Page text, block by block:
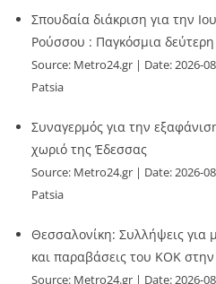
Σπουδαία διάκριση για την
Ρούσσου : Παγκόσμια
Source: Metro24.gr Date: 2026-
Patsia
Συναγερμός για την
χωριό της Έδεσσας
Source: Metro24.gr Date: 2026-
Patsia
Θεσσαλονίκη: Συλλήψεις για
και παραβάσεις του ΚΟΚ
Source: Metro24.gr Date: 2026-